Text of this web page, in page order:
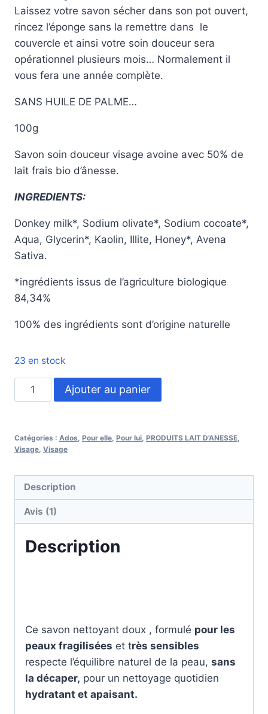
Laissez votre savon sécher dans son pot ouvert,
rincez l’éponge sans la remettre dans le
couvercle et ainsi votre soin douceur sera
opérationnel plusieurs mois… Normalement il
vous fera une année complète.
SANS HUILE DE PALME…
100g
Savon soin douceur visage avoine avec 50% de
lait frais bio d’ânesse.
INGREDIENTS:
Donkey milk*, Sodium olivate*, Sodium cocoate*,
Aqua, Glycerin*, Kaolin, Illite, Honey*, Avena
Sativa.
*ingrédients issus de l’agriculture biologique
84,34%
100% des ingrédients sont d’origine naturelle
23 en stock
Ajouter au panier
Catégories : Ados Pour elle Pour lui PRODUITS LAIT D'ANESSE
Visage Visage
Description
Avis (1)
Description
Ce savon nettoyant doux , formulé pour les
peaux fragilisées et très sensibles
respecte l’équilibre naturel de la peau, sans
la décaper, pour un nettoyage quotidien
hydratant et apaisant.